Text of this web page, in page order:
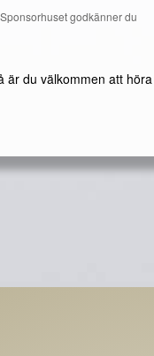
godkänner du
är du välkommen att höra